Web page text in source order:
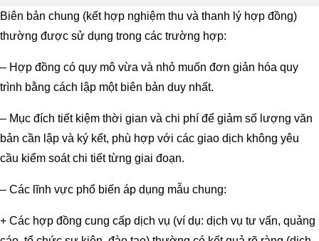
Biên bản chung (kết hợp nghiệm thu và thanh lý hợp đồng)
thường được sử dụng trong các trường hợp:
– Hợp đồng có quy mô vừa và nhỏ muốn đơn giản hóa quy
trình bằng cách lập một biên bản duy nhất.
– Mục đích tiết kiệm thời gian và chi phí để giảm số lượng văn
bản cần lập và ký kết, phù hợp với các giao dịch không yêu
cầu kiểm soát chi tiết từng giai đoạn.
– Các lĩnh vực phổ biến áp dụng mẫu chung:
+ Các hợp đồng cung cấp dịch vụ (ví dụ: dịch vụ tư vấn, quảng